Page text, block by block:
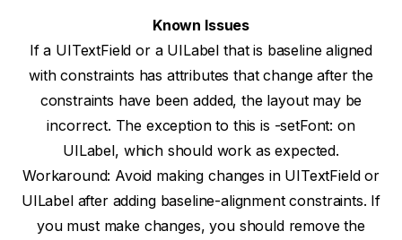
Known Issues
If a UITextField or a UILabel that is baseline aligned
with constraints has attributes that change after the
constraints have been added, the layout may be
incorrect. The exception to this is -setFont: on
UILabel, which should work as expected.
Workaround: Avoid making changes in UITextField or
UILabel after adding baseline-alignment constraints. If
you must make changes, you should remove the